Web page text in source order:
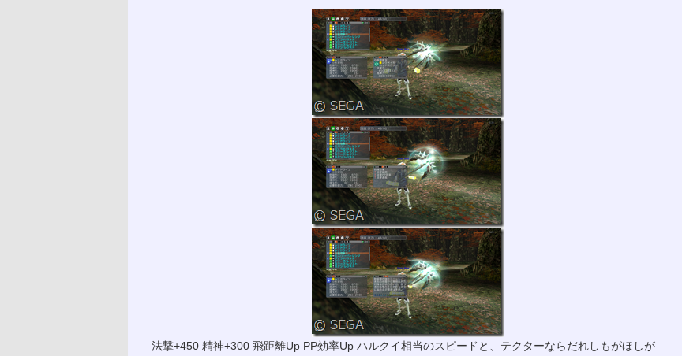
法撃+450 精神+300 飛距離Up PP効率Up ハルクイ相当のスピードと、テクターならだれしもがほしが